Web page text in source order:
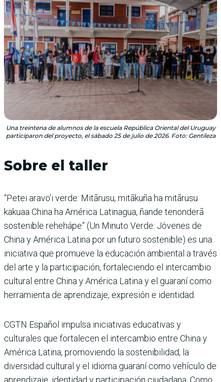
Una treintena de alumnos de la escuela República Oriental del Uruguay
participaron del proyecto, el sábado 25 de julio de 2026. Foto: Gentileza
Sobre el taller
“Petei aravo’i verde: Mitãrusu, mitãkuña ha mitãrusu
kakuaa China ha América Latinagua, ñande tenonderã
sostenible rehehápe” (Un Minuto Verde: Jóvenes de
China y América Latina por un futuro sostenible) es una
iniciativa que promueve la educación ambiental a través
del arte y la participación, fortaleciendo el intercambio
cultural entre China y América Latina y el guaraní como
herramienta de aprendizaje, expresión e identidad.
CGTN Español impulsa iniciativas educativas y
culturales que fortalecen el intercambio entre China y
América Latina, promoviendo la sostenibilidad, la
diversidad cultural y el idioma guaraní como vehículo de
aprendizaje, identidad y participación ciudadana. Como